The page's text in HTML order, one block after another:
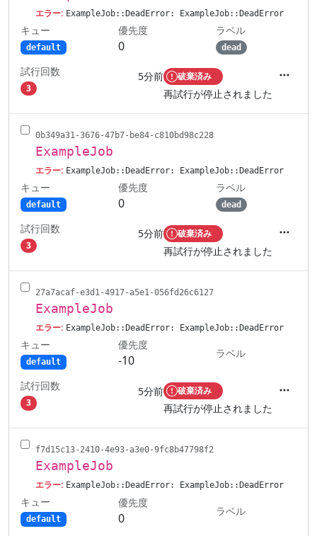
エラー: ExampleJob::DeadError: ExampleJob::DeadError
キュー
default
優先度
0
ラベル
dead
試行回数
3
5分前 破棄済み
再試行が停止されました
0b349a31-3676-47b7-be84-c810bd98c228
ExampleJob
エラー: ExampleJob::DeadError: ExampleJob::DeadError
キュー
default
優先度
0
ラベル
dead
試行回数
3
5分前 破棄済み
再試行が停止されました
27a7acaf-e3d1-4917-a5e1-056fd26c6127
ExampleJob
エラー: ExampleJob::DeadError: ExampleJob::DeadError
キュー
default
優先度
-10 ラベル
試行回数
3
5分前 破棄済み
再試行が停止されました
アクシ
f7d15c13-2410-4e93-a3e0-9fc8b47798f2
ExampleJob
エラー: ExampleJob::DeadError: ExampleJob::DeadError
キュー
default
優先度
0 ラベル